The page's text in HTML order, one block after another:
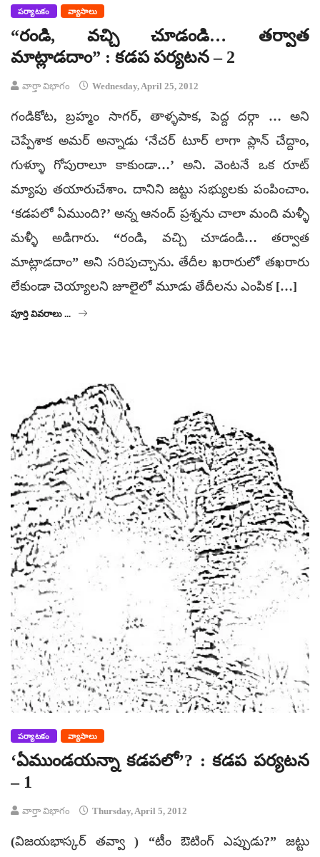
పర్యాటకం వ్యాసాలు
“రండి, వచ్చి చూడండి… తర్వాత
మాట్లాడదాం” : కడప పర్యటన – 2
వార్తా విభాగం Wednesday, April 25, 2012
గండికోట, బ్రహ్మం సాగర్, తాళ్ళపాక, పెద్ద దర్గా … అని
చెప్పేశాక అమర్ అన్నాడు ‘నేచర్ టూర్ లాగా ప్లాన్ చేద్దాం,
గుళ్ళూ గోపురాలూ కాకుండా…’ అని. వెంటనే ఒక రూట్
మ్యాపు తయారుచేశాం. దానిని జట్టు సభ్యులకు పంపించాం.
‘కడపలో ఏముంది?’ అన్న ఆనంద్ ప్రశ్నను చాలా మంది మళ్ళీ
మళ్ళీ అడిగారు. “రండి, వచ్చి చూడండి… తర్వాత
మాట్లాడదాం” అని సరిపుచ్చాను. తేదీల ఖరారులో తఖరారు
లేకుండా చెయ్యాలని జూలైలో మూడు తేదీలను ఎంపిక […]
పూర్తి వివరాలు ...
పర్యాటకం వ్యాసాలు
‘ఏముండయన్నా కడపలో’? : కడప పర్యటన
– 1
వార్తా విభాగం Thursday, April 5, 2012
(విజయభాస్కర్ తవ్వా ) “టీం ఔటింగ్ ఎప్పుడు?” జట్టు